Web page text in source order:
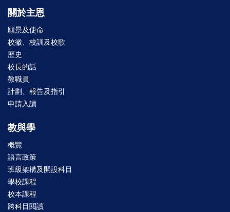
關於主恩
願景及使命
校徽、校訓及校歌
歷史
校長的話
教職員
計劃、報告及指引
申請入讀
教與學
概覽
語言政策
班級架構及開設科目
學校課程
校本課程
跨科目閱讀